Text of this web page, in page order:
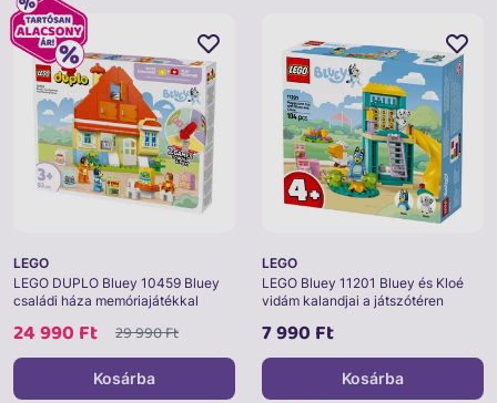
LEGO
LEGO DUPLO Bluey 10459 Bluey
családi háza memóriajátékkal
24 990 Ft 29 990 Ft
Kosárba
LEGO
LEGO Bluey 11201 Bluey és Kloé
vidám kalandjai a játszótéren
7 990 Ft
Kosárba